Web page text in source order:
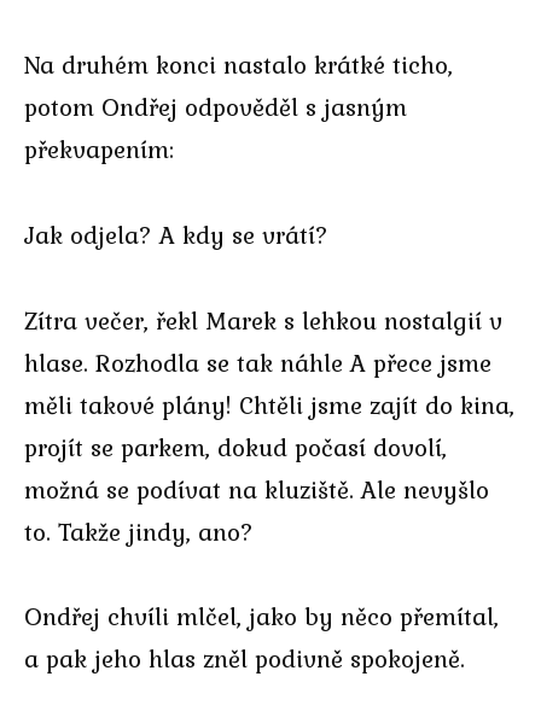
Na druhém konci nastalo krátké ticho,
potom Ondřej odpověděl s jasným
překvapením:
Jak odjela? A kdy se vrátí?
Zítra večer, řekl Marek s lehkou nostalgií v
hlase. Rozhodla se tak náhle A přece jsme
měli takové plány! Chtěli jsme zajít do kina,
projít se parkem, dokud počasí dovolí,
možná se podívat na kluziště. Ale nevyšlo
to. Takže jindy, ano?
Ondřej chvíli mlčel, jako by něco přemítal,
a pak jeho hlas zněl podivně spokojeně.